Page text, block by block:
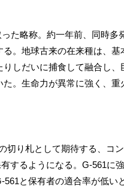
た略称。約一年前、同時多
。地球古来の在来種は、
しだいに捕食して融合し
。生命力が異常に強く、
切り札として期待する、コ
するようになる。G-561に
と保有者の適合率が低い